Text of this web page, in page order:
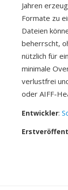
Jahren
Formate zu
Dateien
beherrscht,
nützlich für
minimale
verlustfrei
oder AIFF-
Entwickler: